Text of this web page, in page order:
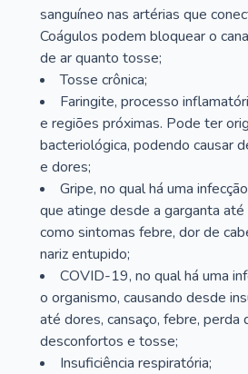
sanguíneo nas artérias que
Coágulos podem bloquear o
de ar quanto tosse;
Tosse crônica;
Faringite, processo
e regiões próximas. Pode ter
bacteriológica, podendo causar
e dores;
Gripe, no qual há uma
que atinge desde a garganta
como sintomas febre, dor de
nariz entupido;
COVID-19, no qual há uma
o organismo, causando desde
até dores, cansaço, febre, perda
desconfortos e tosse;
Insuficiência respiratória;